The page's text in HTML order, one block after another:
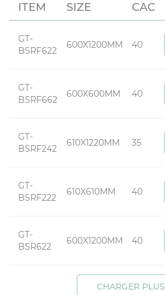
ITEM SIZE CAC
GT-
BSRF622
600X1200MM 40
GT-
BSRF662
600X600MM 40
GT-
BSRF242
610X1220MM 35
GT-
BSRF222
610X610MM 40
GT-
BSR622
600X1200MM 40
CHARGER PLUS